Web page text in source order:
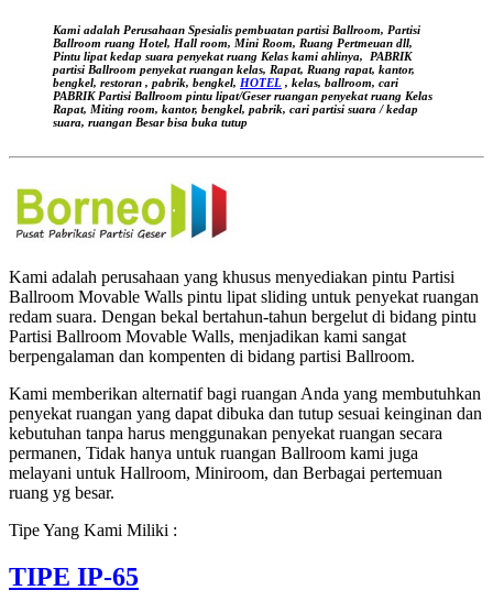
|
CARI
HARGA
PINTU
LIPAT
PINTU
KEDAP
SUARA
Kami adalah Perusahaan Spesialis pembuatan partisi Ballroom, Partisi
Ballroom ruang Hotel, Hall room, Mini Room, Ruang Pertmeuan dll,
Pintu lipat kedap suara penyekat ruang Kelas kami ahlinya,
PABRIK
partisi Ballroom penyekat ruangan kelas, Rapat, Ruang rapat, kantor,
bengkel, restoran , pabrik, bengkel, HOTEL , kelas, ballroom, cari
PABRIK Partisi Ballroom pintu lipat/Geser ruangan penyekat ruang Kelas
Rapat, Miting room, kantor, bengkel, pabrik, cari partisi suara / kedap
suara, ruangan Besar bisa buka tutup
Kami adalah perusahaan yang khusus menyediakan pintu Partisi
Ballroom Movable Walls pintu lipat sliding untuk penyekat ruangan
redam suara. Dengan bekal bertahun-tahun bergelut di bidang pintu
Partisi Ballroom Movable Walls, menjadikan kami sangat
berpengalaman dan kompenten di bidang partisi Ballroom.
Kami memberikan alternatif bagi ruangan Anda yang membutuhkan
penyekat ruangan yang dapat dibuka dan tutup sesuai keinginan dan
kebutuhan tanpa harus menggunakan penyekat ruangan secara
permanen, Tidak hanya untuk ruangan Ballroom kami juga
melayani untuk Hallroom, Miniroom, dan Berbagai pertemuan
ruang yg besar.
Tipe Yang Kami Miliki :
TIPE IP-65